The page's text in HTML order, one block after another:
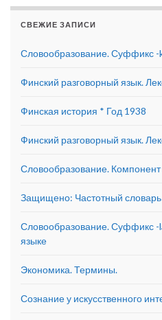
СВЕЖИЕ ЗАПИСИ
Словообразование. Суффикс -
Финский разговорный язык.
Финская история * Год 1938
Финский разговорный язык.
Словообразование.
Защищено: Частотный словарь
Словообразование. Суффикс -
языке
Экономика. Термины.
Сознание у искусственного